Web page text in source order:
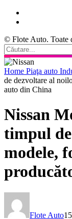
© Flote Auto. Toate
Home Piaţa auto
de dezvoltare al
auto din China
Nissan
timpul
modele,
Flote Auto